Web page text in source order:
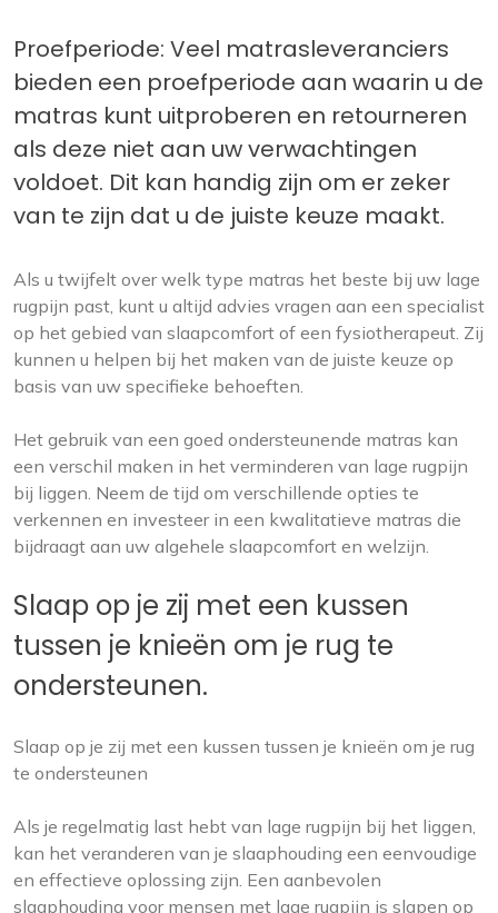
Proefperiode: Veel matrasleveranciers
bieden een proefperiode aan waarin u de
matras kunt uitproberen en retourneren
als deze niet aan uw verwachtingen
voldoet. Dit kan handig zijn om er zeker
van te zijn dat u de juiste keuze maakt.
Als u twijfelt over welk type matras het beste bij uw lage
rugpijn past, kunt u altijd advies vragen aan een specialist
op het gebied van slaapcomfort of een fysiotherapeut. Zij
kunnen u helpen bij het maken van de juiste keuze op
basis van uw specifieke behoeften.
Het gebruik van een goed ondersteunende matras kan
een verschil maken in het verminderen van lage rugpijn
bij liggen. Neem de tijd om verschillende opties te
verkennen en investeer in een kwalitatieve matras die
bijdraagt aan uw algehele slaapcomfort en welzijn.
Slaap op je zij met een kussen
tussen je knieën om je rug te
ondersteunen.
Slaap op je zij met een kussen tussen je knieën om je rug
te ondersteunen
Als je regelmatig last hebt van lage rugpijn bij het liggen,
kan het veranderen van je slaaphouding een eenvoudige
en effectieve oplossing zijn. Een aanbevolen
slaaphouding voor mensen met lage rugpijn is slapen op